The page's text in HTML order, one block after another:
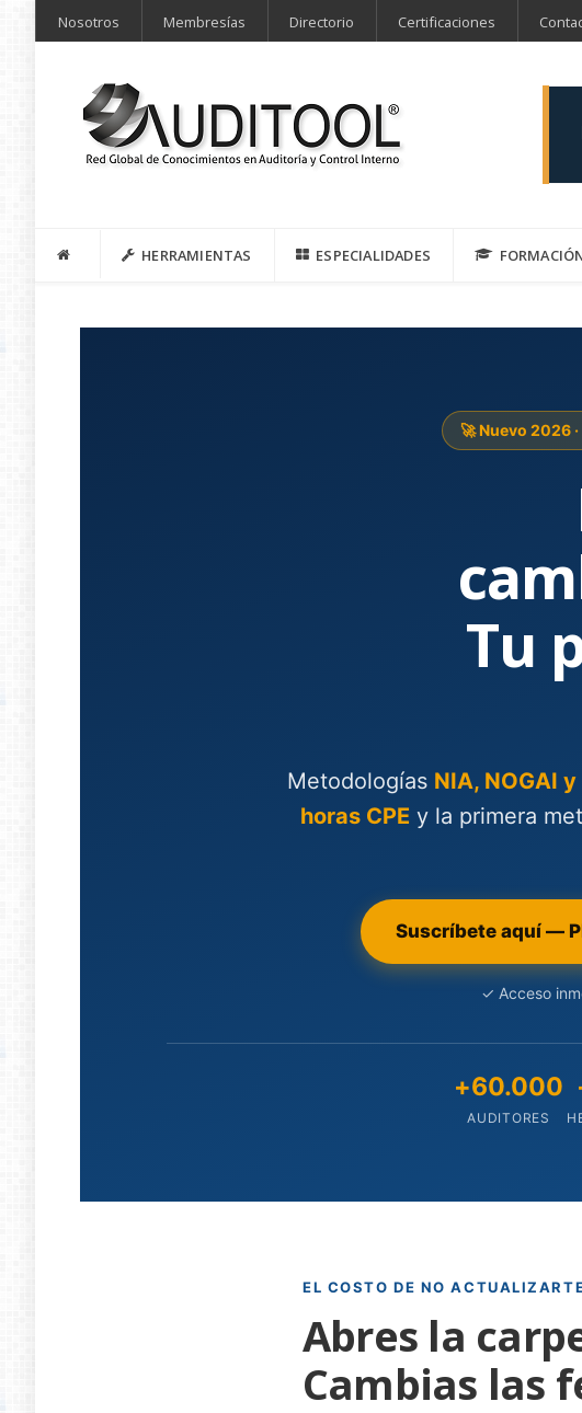
Nosotros Membresías Directorio Certificaciones
HERRAMIENTAS ESPECIALIDADES
🚀 Nuevo 2026
Tu
Metodologías NIA, NOGAI y
horas CPE y la primera
Suscríbete aquí —
✓ Acceso
+60.000
AUDITORES
EL COSTO DE NO
Abres la
Cambias las